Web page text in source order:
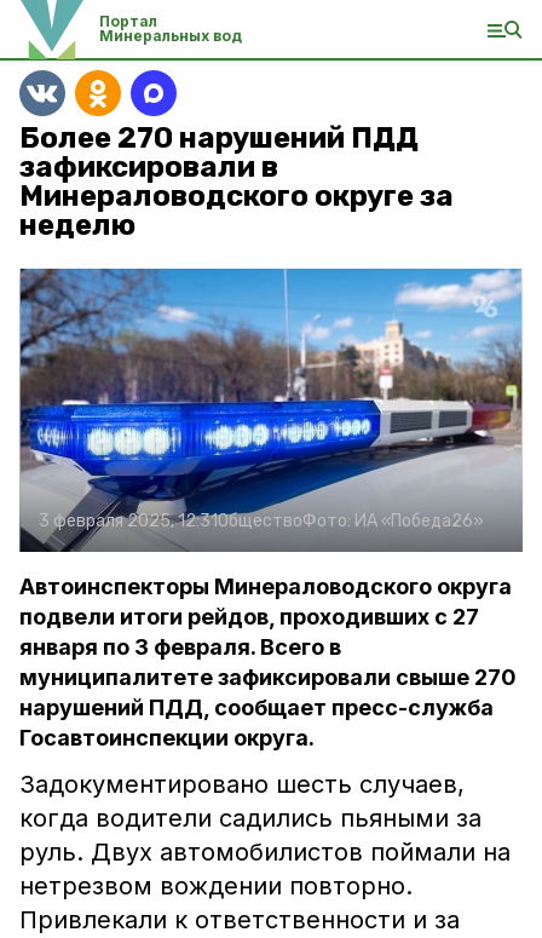
Портал
Минеральных вод
Более 270 нарушений ПДД
зафиксировали в
Минераловодского округе за
неделю
3 февраля 2025, 12:31ОбществоФото: ИА «Победа26»
Автоинспекторы Минераловодского округа
подвели итоги рейдов, проходивших с 27
января по 3 февраля. Всего в
муниципалитете зафиксировали свыше 270
нарушений ПДД, сообщает пресс-служба
Госавтоинспекции округа.
Задокументировано шесть случаев,
когда водители садились пьяными за
руль. Двух автомобилистов поймали на
нетрезвом вождении повторно.
Привлекали к ответственности и за